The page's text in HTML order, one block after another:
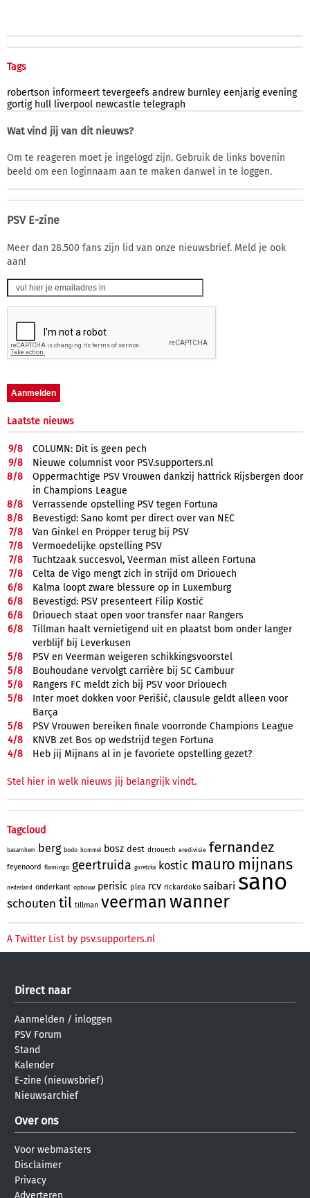
Tags
robertson informeert tevergeefs andrew burnley eenjarig evening
gortig hull liverpool newcastle telegraph
Wat vind jij van dit nieuws?
Om te reageren moet je ingelogd zijn. Gebruik de links bovenin
beeld om een loginnaam aan te maken danwel in te loggen.
PSV E-zine
Meer dan 28.500 fans zijn lid van onze nieuwsbrief. Meld je ook
aan!
Laatste nieuws
9/8
COLUMN: Dit is geen pech
9/8
Nieuwe columnist voor PSV.supporters.nl
8/8
Oppermachtige PSV Vrouwen dankzij hattrick Rijsbergen door
in Champions League
8/8
Verrassende opstelling PSV tegen Fortuna
8/8
Bevestigd: Sano komt per direct over van NEC
7/8
Van Ginkel en Pröpper terug bij PSV
7/8
Vermoedelijke opstelling PSV
7/8
Tuchtzaak succesvol, Veerman mist alleen Fortuna
7/8
Celta de Vigo mengt zich in strijd om Driouech
6/8
Kalma loopt zware blessure op in Luxemburg
6/8
Bevestigd: PSV presenteert Filip Kostić
6/8
Driouech staat open voor transfer naar Rangers
6/8
Tillman haalt vernietigend uit en plaatst bom onder langer
verblijf bij Leverkusen
5/8
PSV en Veerman weigeren schikkingsvoorstel
5/8
Bouhoudane vervolgt carrière bij SC Cambuur
5/8
Rangers FC meldt zich bij PSV voor Driouech
5/8
Inter moet dokken voor Perišić, clausule geldt alleen voor
Barça
5/8
PSV Vrouwen bereiken finale voorronde Champions League
4/8
KNVB zet Bos op wedstrijd tegen Fortuna
4/8 Heb jij Mijnans al in je favoriete opstelling gezet?
Stel hier in welk nieuws jij belangrijk vindt.
Tagcloud
basarnhem berg bodo bommel bosz dest driouech eredivisie fernandez
feyenoord flamingo geertruida goretzka kostic mauro mijnans
nederland onderkant opbouw perisic plea rcv rickardoko saibari sano
schouten til tillman veerman wanner
A Twitter List by psv.supporters.nl
Direct naar
Aanmelden / inloggen
PSV Forum
Stand
Kalender
E-zine (nieuwsbrief)
Nieuwsarchief
Over ons
Voor webmasters
Disclaimer
Privacy
Adverteren